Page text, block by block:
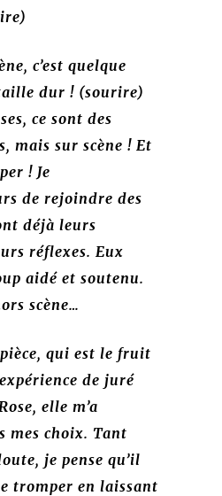
c’est quelque
dur ! (sourire)
ce sont des
mais sur scène ! Et
! Je
de rejoindre des
déjà leurs
réflexes. Eux
aidé et soutenu.
scène…
qui est le fruit
de juré
elle m’a
mes choix. Tant
je pense qu’il
tromper en laissant